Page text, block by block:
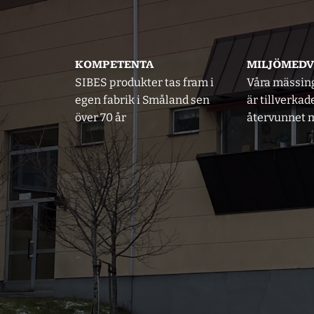
KOMPETENTA
SIBES produkter tas fram i
egen fabrik i Småland sen
över 70 år
Våra
är
återvunnet